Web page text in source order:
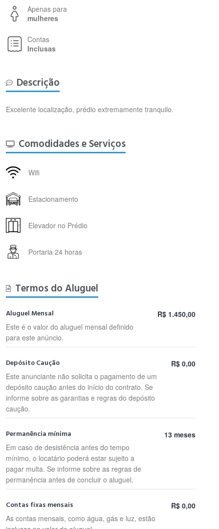
Apenas para
mulheres
Contas
Inclusas
Descrição
Excelente localização, prédio extremamente tranquilo.
Comodidades e Serviços
Wifi
Estacionamento
Elevador no Prédio
Portaria 24 horas
Termos do Aluguel
Aluguel Mensal
Este é o valor do aluguel mensal definido
para este anúncio.
R$ 1.450,00
Depósito Caução
Este anunciante não solicita o pagamento de um
depósito caução antes do início do contrato. Se
informe sobre as garantias e regras do depósito
caução.
R$ 0,00
Permanência mínima
Em caso de desistência antes do tempo
mínimo, o locatário poderá estar sujeito a
pagar multa. Se informe sobre as regras de
permanência antes de concluir o aluguel.
13 meses
Contas fixas mensais
As contas mensais, como água, gás e luz, estão
R$ 0,00